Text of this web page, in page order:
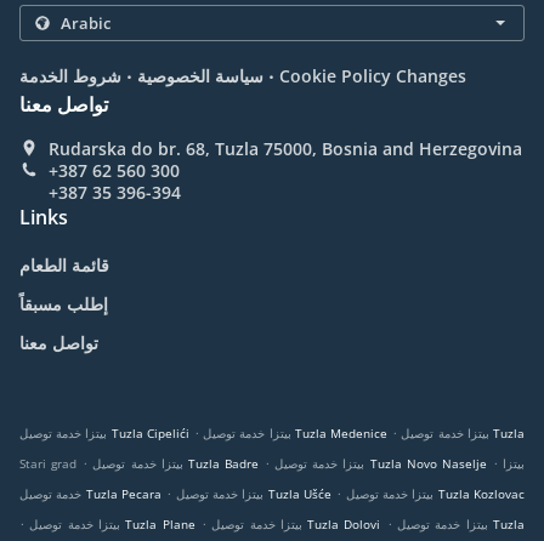
سياسة الخصوصية . شروط الخدمة . Cookie Policy Changes
تواصل معنا
Rudarska do br. 68, Tuzla 75000, Bosnia and Herzegovina
+387 62 560 300
+387 35 396-394
Links
قائمة الطعام
إطلب مسبقاً
تواصل معنا
بيتزا خدمة توصيل Tuzla Cipelići . بيتزا خدمة توصيل Tuzla Medenice . بيتزا خدمة توصيل Tuzla
Stari grad . بيتزا خدمة توصيل Tuzla Badre . بيتزا خدمة توصيل Tuzla Novo Naselje . بيتزا
خدمة توصيل Tuzla Pecara . بيتزا خدمة توصيل Tuzla Ušće .
بيتزا خدمة توصيل Tuzla Kozlovac
.
بيتزا خدمة توصيل Tuzla Plane . بيتزا خدمة توصيل Tuzla Dolovi . بيتزا خدمة توصيل Tuzla